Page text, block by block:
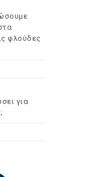
φλούδες
για